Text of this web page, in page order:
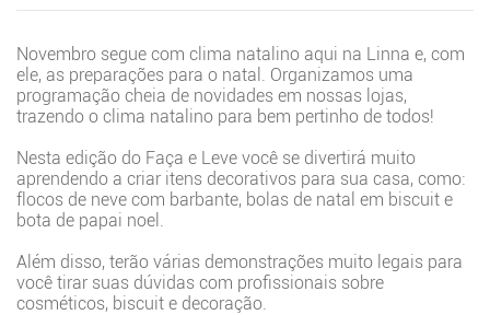
Novembro segue com clima natalino aqui na Linna e, com
ele, as preparações para o natal. Organizamos uma
programação cheia de novidades em nossas lojas,
trazendo o clima natalino para bem pertinho de todos!
Nesta edição do Faça e Leve você se divertirá muito
aprendendo a criar itens decorativos para sua casa, como:
flocos de neve com barbante, bolas de natal em biscuit e
bota de papai noel.
Além disso, terão várias demonstrações muito legais para
você tirar suas dúvidas com profissionais sobre
cosméticos, biscuit e decoração.